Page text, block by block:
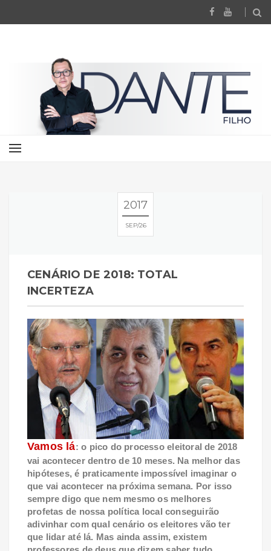
2017
SEP 26
CENÁRIO DE 2018: TOTAL
INCERTEZA
Vamos lá: o pico do processo eleitoral de 2018
vai acontecer dentro de 10 meses. Na melhor das
hipóteses, é praticamente impossível imaginar o
que vai acontecer na próxima semana. Por isso
sempre digo que nem mesmo os melhores
profetas de nossa política local conseguirão
adivinhar com qual cenário os eleitores vão ter
que lidar até lá. Mas ainda assim, existem